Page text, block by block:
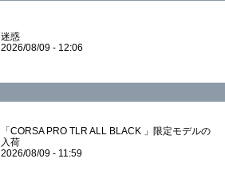
迷惑
2026/08/09 - 12:06
「CORSA PRO TLR ALL BLACK 」限定モデルの
入荷
2026/08/09 - 11:59